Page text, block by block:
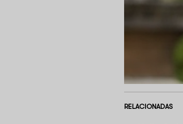
RELACIONADAS